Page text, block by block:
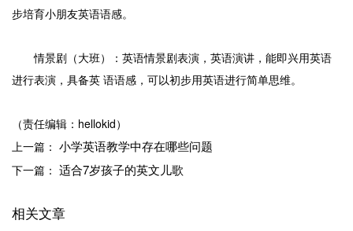
步培育小朋友英语语感。
情景剧（大班）：英语情景剧表演，英语演讲，能即兴用英语
进行表演，具备英 语语感，可以初步用英语进行简单思维。
（责任编辑：hellokid）
上一篇： 小学英语教学中存在哪些问题
下一篇： 适合7岁孩子的英文儿歌
相关文章